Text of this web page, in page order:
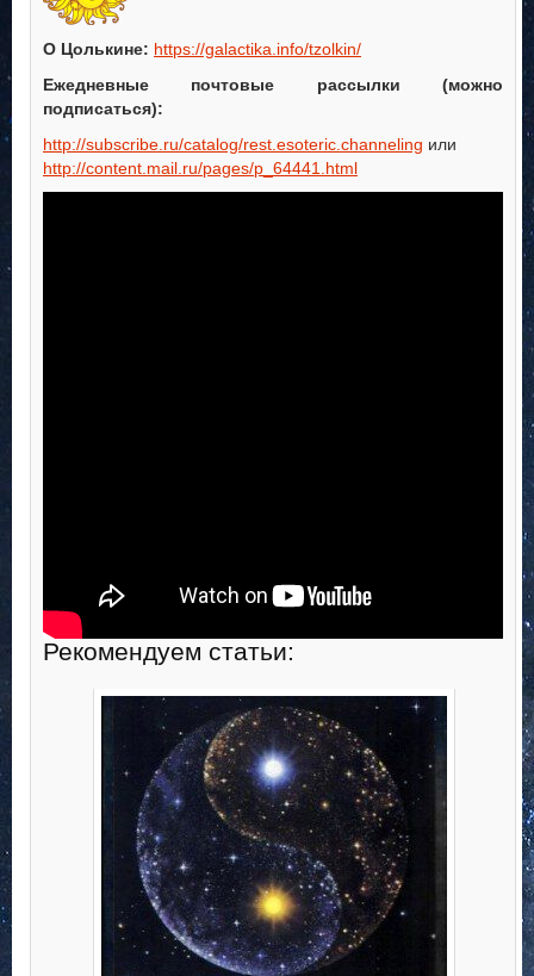
О Цолькине: https://galactika.info/tzolkin/
Ежедневные почтовые рассылки (можно
подписаться):
http://subscribe.ru/catalog/rest.esoteric.channeling или
http://content.mail.ru/pages/p_64441.html
Рекомендуем статьи: